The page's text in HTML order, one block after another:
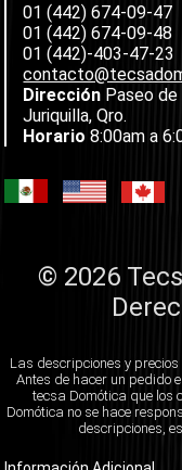
01 (442) 674-09-47
01 (442) 674-09-48
01 (442)-403-47-23
Dirección Paseo
Juriquilla, Qro.
Horario 8:00am a
© 2026
Las descripciones y
Antes de hacer un pedido
tecsa Domótica que los
Domótica no se hace
descripciones,